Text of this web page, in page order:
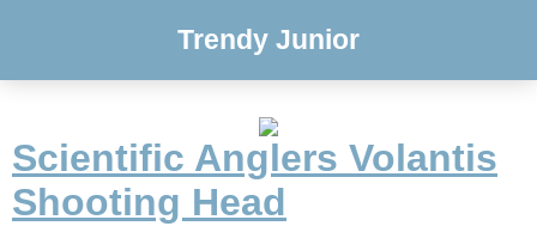
Trendy Junior
Scientific Anglers Volantis
Shooting Head